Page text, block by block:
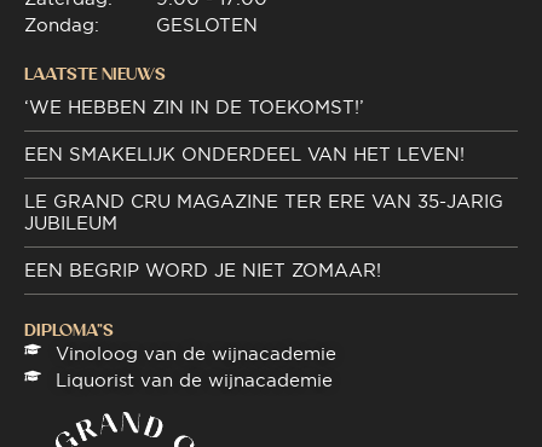
Zondag:
GESLOTEN
LAATSTE NIEUWS
‘WE HEBBEN ZIN IN DE TOEKOMST!’
EEN SMAKELIJK ONDERDEEL VAN HET LEVEN!
LE GRAND CRU MAGAZINE TER ERE VAN 35-JARIG
JUBILEUM
EEN BEGRIP WORD JE NIET ZOMAAR!
DIPLOMA"S
Vinoloog van de wijnacademie
Liquorist van de wijnacademie